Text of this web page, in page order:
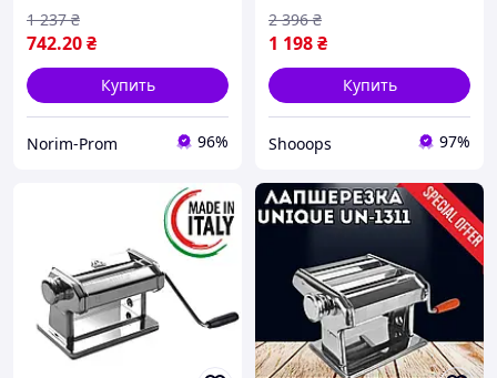
742.20₴
1 237 ₴
Купить
Norim-Prom 96%
1 198₴
2 396 ₴
Купить
Shooops 97%